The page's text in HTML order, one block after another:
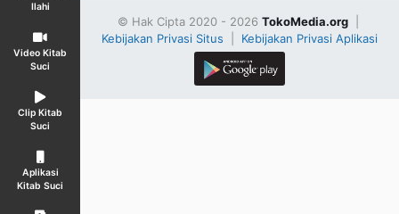
Ilahi
Video Kitab
Suci
Clip Kitab
Suci
Aplikasi
Kitab Suci
© Hak Cipta 2020 - 2026 TokoMedia.org|
Kebijakan Privasi Situs
Kebijakan Privasi Aplikasi